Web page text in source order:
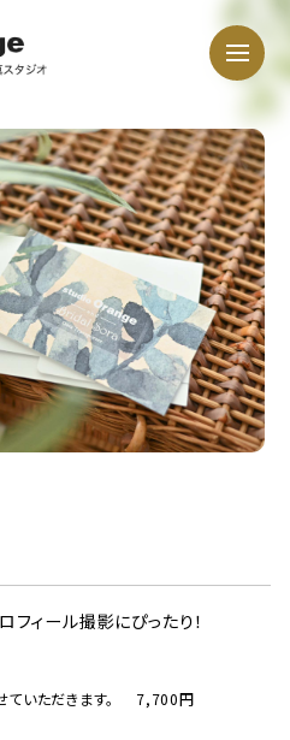
ィール撮影にぴったり！
いただきます。 7,700円